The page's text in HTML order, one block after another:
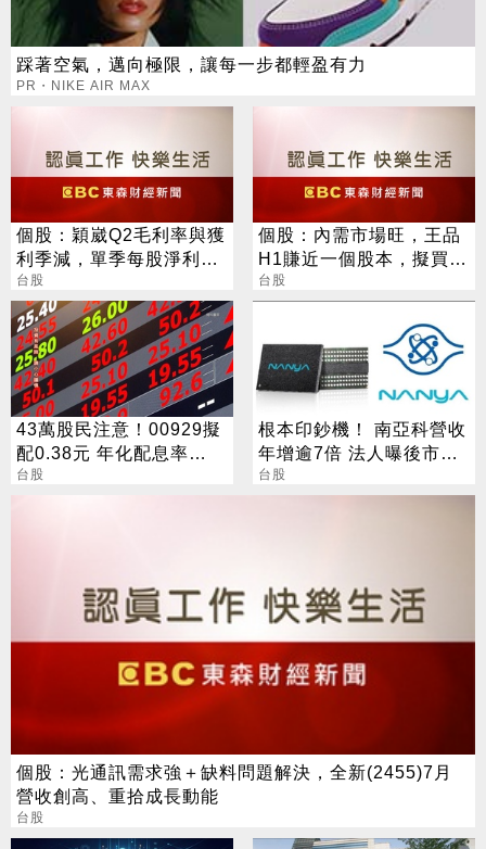
踩著空氣，邁向極限，讓每一步都輕盈有力
PR・NIKE AIR MAX
個股：穎崴Q2毛利率與獲
利季減，單季每股淨利
18.7元，Q3有新產能估業
績續強
台股
個股：內需市場旺，王品
H1賺近一個股本，擬買回
1500張庫藏股，股價漲逾
6%
台股
43萬股民注意！00929擬
配0.38元 年化配息率
16.5%
台股
根本印鈔機！ 南亞科營收
年增逾7倍 法人曝後市觀
察4指標
台股
個股：光通訊需求強＋缺料問題解決，全新(2455)7月
營收創高、重拾成長動能
台股